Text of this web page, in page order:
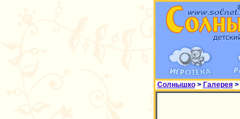
Солнышко> Галерея>